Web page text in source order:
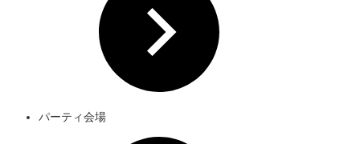
パーティ会場